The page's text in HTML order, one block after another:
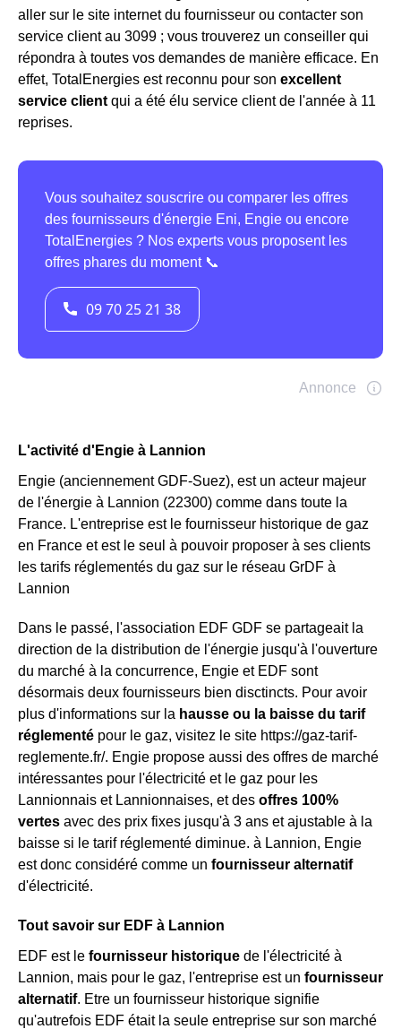
aller sur le site internet du fournisseur ou contacter son
service client au 3099 ; vous trouverez un conseiller qui
répondra à toutes vos demandes de manière efficace. En
effet, TotalEnergies est reconnu pour son excellent
service client qui a été élu service client de l'année à 11
reprises.
L'activité d'Engie à Lannion
Engie (anciennement GDF-Suez), est un acteur majeur
de l'énergie à Lannion (22300) comme dans toute la
France. L'entreprise est le fournisseur historique de gaz
en France et est le seul à pouvoir proposer à ses clients
les tarifs réglementés du gaz sur le réseau GrDF à
Lannion
Dans le passé, l'association EDF GDF se partageait la
direction de la distribution de l'énergie jusqu'à l'ouverture
du marché à la concurrence, Engie et EDF sont
désormais deux fournisseurs bien disctincts. Pour avoir
plus d'informations sur la hausse ou la baisse du tarif
réglementé pour le gaz, visitez le site https://gaz-tarif-
reglemente.fr/. Engie propose aussi des offres de marché
intéressantes pour l'électricité et le gaz pour les
Lannionnais et Lannionnaises, et des offres 100%
vertes avec des prix fixes jusqu'à 3 ans et ajustable à la
baisse si le tarif réglementé diminue. à Lannion, Engie
est donc considéré comme un fournisseur alternatif
d'électricité.
Tout savoir sur EDF à Lannion
EDF est le fournisseur historique de l'électricité à
Lannion, mais pour le gaz, l'entreprise est un fournisseur
alternatif. Etre un fournisseur historique signifie
qu'autrefois EDF était la seule entreprise sur son marché